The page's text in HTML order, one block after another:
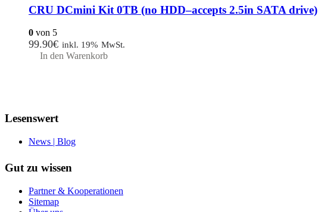
CRU DCmini Kit 0TB (no HDD–accepts 2.5in SATA drive)
0 von 5
99.90€ inkl. 19% MwSt.
In den Warenkorb
Lesenswert
News | Blog
Gut zu wissen
Partner & Kooperationen
Sitemap